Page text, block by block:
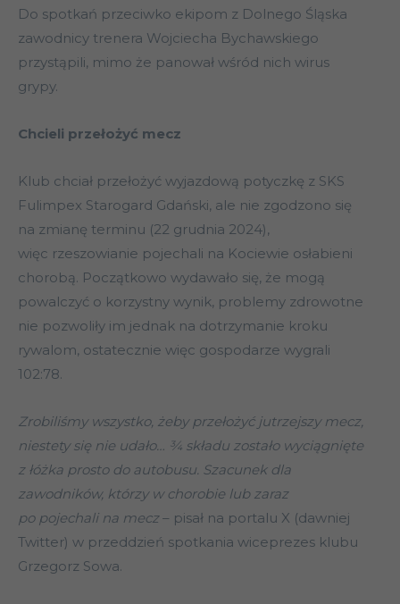
Do spotkań przeciwko ekipom z Dolnego Śląska
zawodnicy trenera Wojciecha Bychawskiego
przystąpili, mimo że panował wśród nich wirus
grypy.
Chcieli przełożyć mecz
Klub chciał przełożyć wyjazdową potyczkę z SKS
Fulimpex Starogard Gdański, ale nie zgodzono się
na zmianę terminu (22 grudnia 2024),
więc rzeszowianie pojechali na Kociewie osłabieni
chorobą. Początkowo wydawało się, że mogą
powalczyć o korzystny wynik, problemy zdrowotne
nie pozwoliły im jednak na dotrzymanie kroku
rywalom, ostatecznie więc gospodarze wygrali
102:78.
Zrobiliśmy wszystko, żeby przełożyć jutrzejszy mecz,
niestety się nie udało… ¾ składu zostało wyciągnięte
z łóżka prosto do autobusu. Szacunek dla
zawodników, którzy w chorobie lub zaraz
po pojechali na mecz– pisał na portalu X (dawniej
Twitter) w przeddzień spotkania wiceprezes klubu
Grzegorz Sowa.